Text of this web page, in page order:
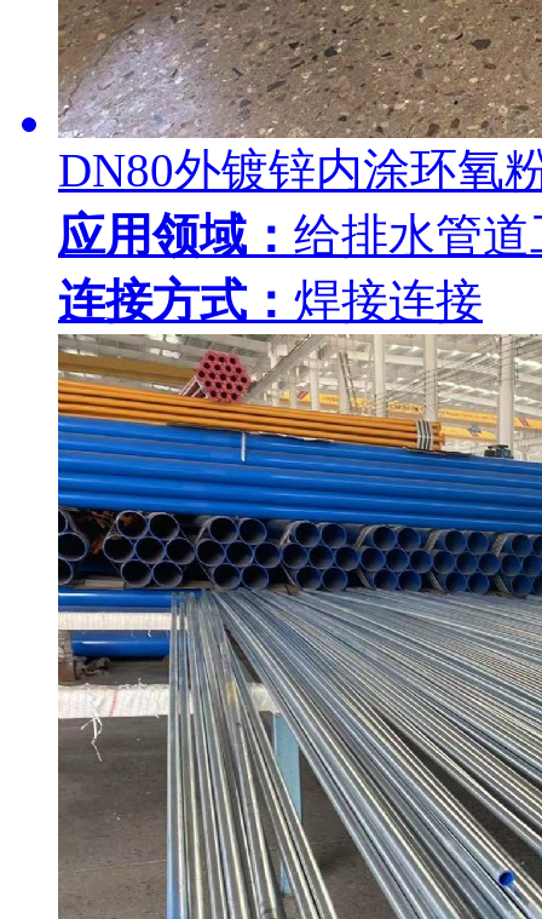
DN80外镀锌内涂环氧
应用领域： 给排水管道
连接方式： 焊接连接